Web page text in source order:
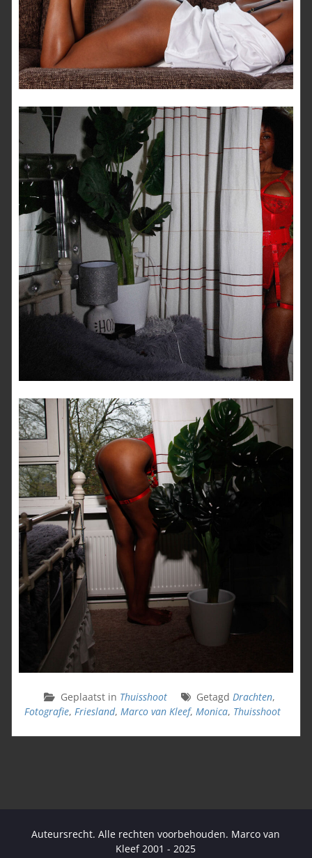
Geplaatst in Thuisshoot Getagd Drachten,
Fotografie, Friesland, Marco van Kleef, Monica, Thuisshoot
Auteursrecht. Alle rechten voorbehouden. Marco van
Kleef 2001 - 2025